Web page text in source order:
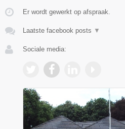
Er wordt gewerkt op afspraak.
Laatste facebook posts ▼
Sociale media: